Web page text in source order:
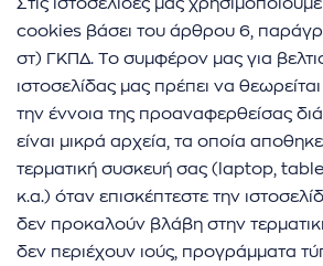
Στις ιστοσελίδες μας
cookies βάσει του άρθρου 6,
στ) ΓΚΠΔ. Το συμφέρον μας για
ιστοσελίδας μας πρέπει να
την έννοια της προαναφερθείσας
είναι μικρά αρχεία, τα οποία
τερματική συσκευή σας (laptop,
κ.α.) όταν επισκέπτεστε την
δεν προκαλούν βλάβη στην
δεν περιέχουν ιούς, προγράμματα